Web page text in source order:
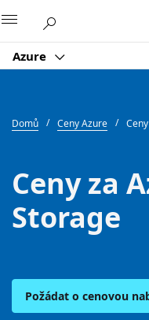
Azure
Domů Ceny Azure
Ceny za
Storage
Požádat o cenovou